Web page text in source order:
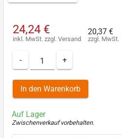
24,24 €
inkl. MwSt. zzgl. Versand
20,37 €
zzgl. MwSt.
- +
In den Warenkorb
Auf Lager
Zwischenverkauf vorbehalten.